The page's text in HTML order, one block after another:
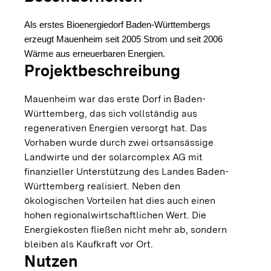
Als erstes Bioenergiedorf Baden-Württembergs
erzeugt Mauenheim seit 2005 Strom und seit 2006
Wärme aus erneuerbaren Energien.
Projektbeschreibung
Mauenheim war das erste Dorf in Baden-
Württemberg, das sich vollständig aus
regenerativen Energien versorgt hat. Das
Vorhaben wurde durch zwei ortsansässige
Landwirte und der solarcomplex AG mit
finanzieller Unterstützung des Landes Baden-
Württemberg realisiert. Neben den
ökologischen Vorteilen hat dies auch einen
hohen regionalwirtschaftlichen Wert. Die
Energiekosten fließen nicht mehr ab, sondern
bleiben als Kaufkraft vor Ort.
Nutzen